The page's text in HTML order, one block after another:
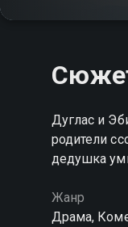
Дуглас и
родители
дедушка
Жанр
Драма,